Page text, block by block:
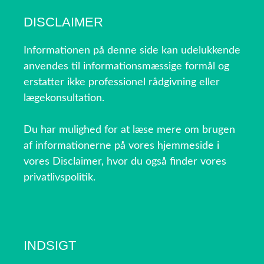
DISCLAIMER
Informationen på denne side kan udelukkende
anvendes til informationsmæssige formål og
erstatter ikke professionel rådgivning eller
lægekonsultation.
Du har mulighed for at læse mere om brugen
af informationerne på vores hjemmeside i
vores Disclaimer, hvor du også finder vores
privatlivspolitik.
INDSIGT